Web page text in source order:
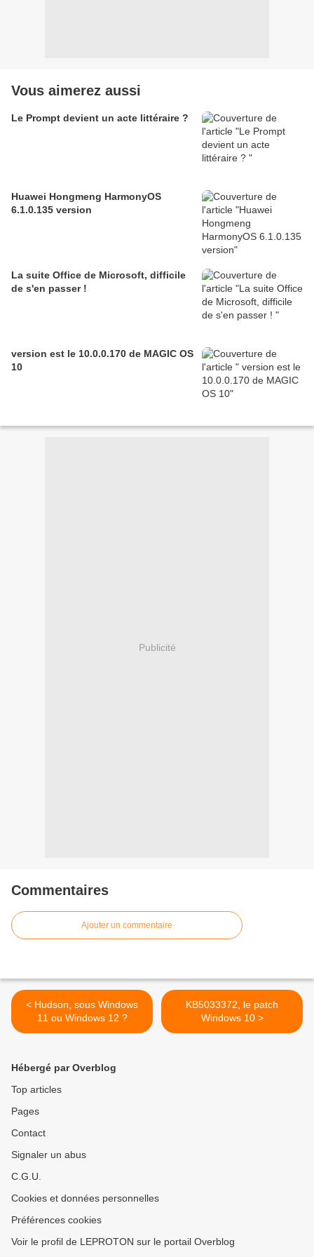
Vous aimerez aussi
Le Prompt devient un acte littéraire ?
Huawei Hongmeng HarmonyOS
6.1.0.135 version
La suite Office de Microsoft, difficile
de s'en passer !
version est le 10.0.0.170 de MAGIC OS
10
Publicité
Commentaires
Ajouter un commentaire
< Hudson, sous Windows
11 ou Windows 12 ?
KB5033372, le patch
Windows 10 >
Hébergé par Overblog
Top articles
Pages
Contact
Signaler un abus
C.G.U.
Cookies et données personnelles
Préférences cookies
Voir le profil de LEPROTON sur le portail Overblog